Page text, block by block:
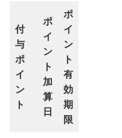
付
与
ポ
イ
ン
ト
ポ
イ
ン
ト
加
算
日
ポ
イ
ン
ト
有
効
期
限